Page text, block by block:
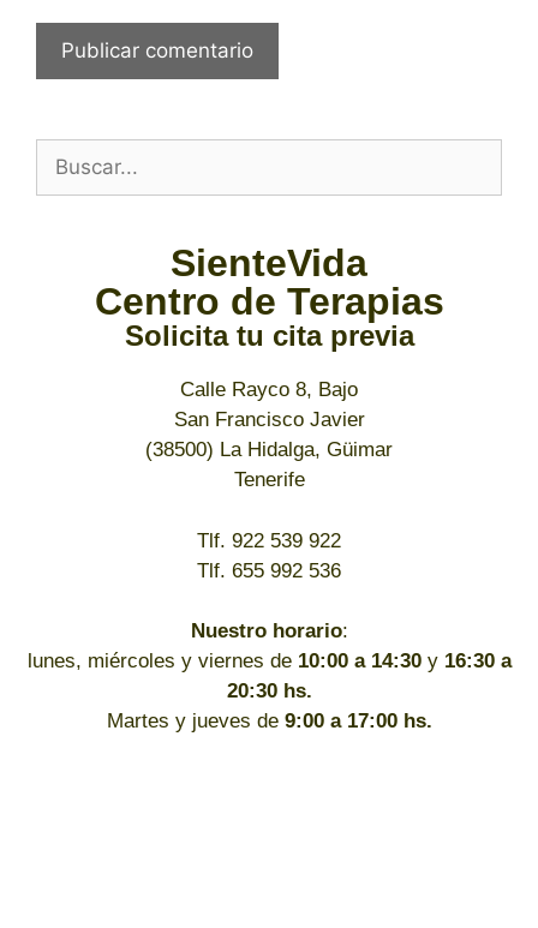
SienteVida
Centro de Terapias
Solicita tu cita previa
Calle Rayco 8, Bajo
San Francisco Javier
(38500) La Hidalga, Güimar
Tenerife
Tlf. 922 539 922
Tlf. 655 992 536
Nuestro horario:
lunes, miércoles y viernes de 10:00 a 14:30y 16:30 a
20:30 hs.
Martes y jueves de 9:00 a 17:00 hs.